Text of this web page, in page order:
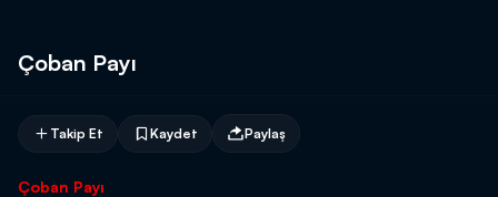
Çoban Payı
Takip Et Kaydet Paylaş
Çoban Payı